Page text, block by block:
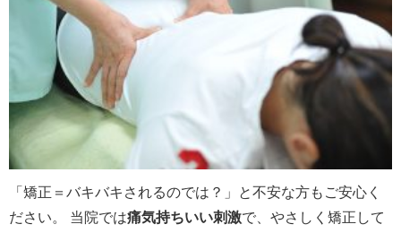
「矯正＝バキバキされるのでは？」と不安な方もご安心く
ださい。 当院では痛気持ちいい刺激で、やさしく矯正して